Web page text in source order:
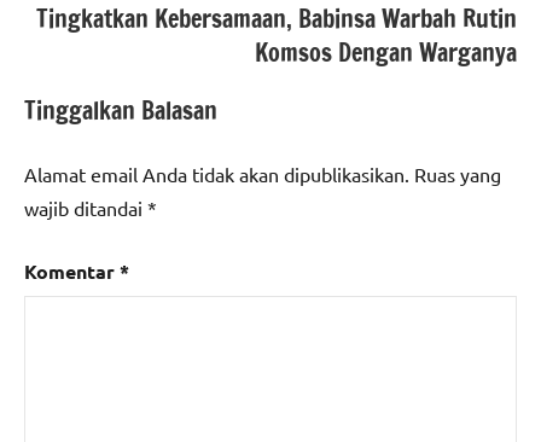
Tingkatkan Kebersamaan, Babinsa Warbah Rutin
Komsos Dengan Warganya
Tinggalkan Balasan
Alamat email Anda tidak akan dipublikasikan. Ruas yang
wajib ditandai *
Komentar*